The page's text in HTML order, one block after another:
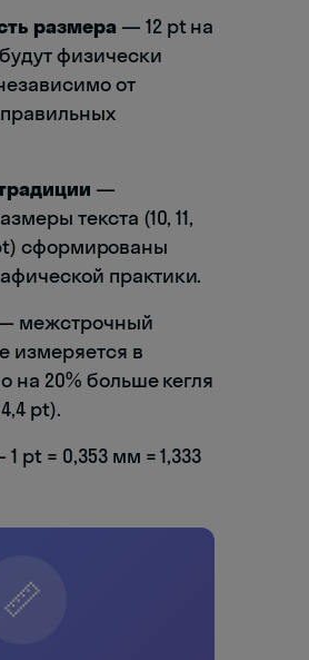
размера — 12 pt на
физически
от
—
текста (10, 11,
pt) сформированы
практики.
межстрочный
измеряется в
на 20% больше кегля
pt).
pt = 0,353 мм = 1,333
📏